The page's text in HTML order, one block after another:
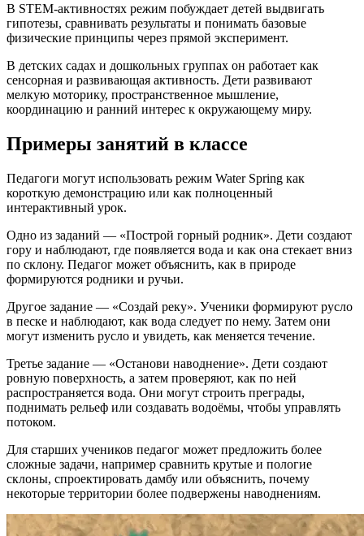
В STEM-активностях режим побуждает детей выдвигать
гипотезы, сравнивать результаты и понимать базовые
физические принципы через прямой эксперимент.
В детских садах и дошкольных группах он работает как
сенсорная и развивающая активность. Дети развивают
мелкую моторику, пространственное мышление,
координацию и ранний интерес к окружающему миру.
Примеры занятий в классе
Педагоги могут использовать режим Water Spring как
короткую демонстрацию или как полноценный
интерактивный урок.
Одно из заданий — «Построй горный родник». Дети создают
гору и наблюдают, где появляется вода и как она стекает вниз
по склону. Педагог может объяснить, как в природе
формируются родники и ручьи.
Другое задание — «Создай реку». Ученики формируют русло
в песке и наблюдают, как вода следует по нему. Затем они
могут изменить русло и увидеть, как меняется течение.
Третье задание — «Останови наводнение». Дети создают
ровную поверхность, а затем проверяют, как по ней
распространяется вода. Они могут строить преграды,
поднимать рельеф или создавать водоёмы, чтобы управлять
потоком.
Для старших учеников педагог может предложить более
сложные задачи, например сравнить крутые и пологие
склоны, спроектировать дамбу или объяснить, почему
некоторые территории более подвержены наводнениям.